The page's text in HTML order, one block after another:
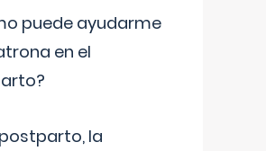
puede ayudarme
en el
postparto, la